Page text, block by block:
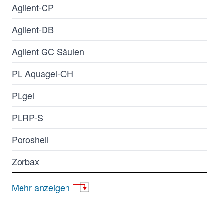
Agilent-CP
Agilent-DB
Agilent GC Säulen
PL Aquagel-OH
PLgel
PLRP-S
Poroshell
Zorbax
AdvanceBio
Mehr anzeigen